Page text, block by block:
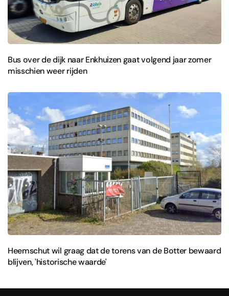
Bus over de dijk naar Enkhuizen gaat volgend jaar zomer
misschien weer rijden
Heemschut wil graag dat de torens van de Botter bewaard
blijven, 'historische waarde'